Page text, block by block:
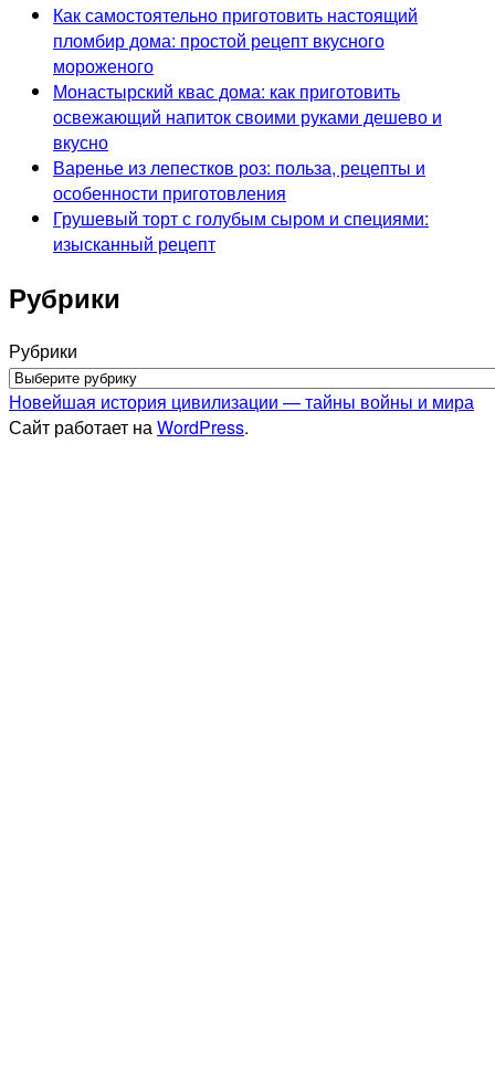
Как самостоятельно приготовить настоящий
пломбир дома: простой рецепт вкусного
мороженого
Монастырский квас дома: как приготовить
освежающий напиток своими руками дешево и
вкусно
Варенье из лепестков роз: польза, рецепты и
особенности приготовления
Грушевый торт с голубым сыром и специями:
изысканный рецепт
Рубрики
Рубрики
Новейшая история цивилизации — тайны войны и мира
Сайт работает на WordPress.